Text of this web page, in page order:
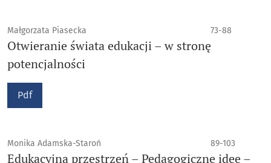
Małgorzata Piasecka 73-88
Otwieranie świata edukacji – w stronę
potencjalności
Pdf
Monika Adamska-Staroń 89-103
Edukacyjna przestrzeń – Pedagogiczne idee –